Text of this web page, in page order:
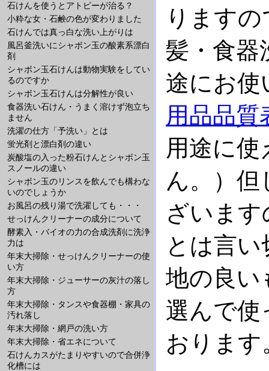
石けんを使うとアトピーが治る？
小粋な女・石鹸の色が変わりました
石けんでは真っ白な洗い上がりは
風呂釜洗いにシャボン玉の酸素系漂白
剤
シャボン玉石けんは動物実験をしてい
るのですか
シャボン玉石けんは分解性が良い
食器洗い石けん・うまく溶けず泡立ち
ません
洗濯の仕方「予洗い」とは
蛍光剤と漂白剤の違い
炭酸塩の入った粉石けんとシャボン玉
スノールの違い
シャボン玉のリンスを飲んでも構わな
いのでしょうか
お風呂の残り湯で洗濯しても・・・
せっけんクリーナーの成分について
酵素入・バイオの力の合成洗剤に洗浄
力は
年末大掃除・せっけんクリーナーの使
い方
年末大掃除・ジューサーの灰汁の落し
方
年末大掃除・タンスや食器棚・家具の
汚れ落し
年末大掃除・網戸の洗い方
年末大掃除・省エネについて
石けんカスがたまりやすいので合併浄
化槽には
ります
髪・食器
途にお
用品品質
用途に
ん。）
ざいま
とは言
地の良い
選んで使
おります